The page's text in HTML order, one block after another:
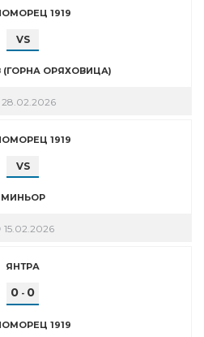
1919
VS
ОРЯХОВИЦА)
28.02.2026
1919
VS
МИНЬОР
15.02.2026
ЯНТРА
0 - 0
1919